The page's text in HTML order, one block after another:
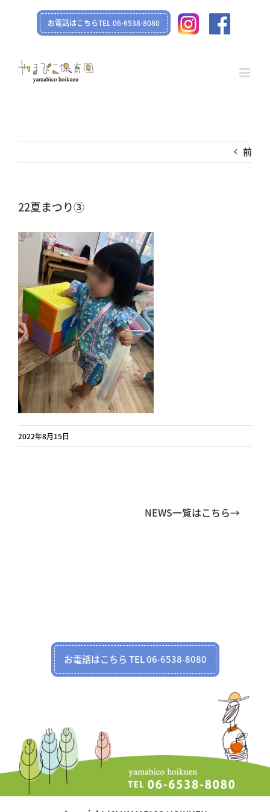
お電話はこちらTEL 06-6538-8080
前
22夏まつり➂
2022年8月15日
NEWS一覧はこちら→
お電話はこちら TEL 06-6538-8080